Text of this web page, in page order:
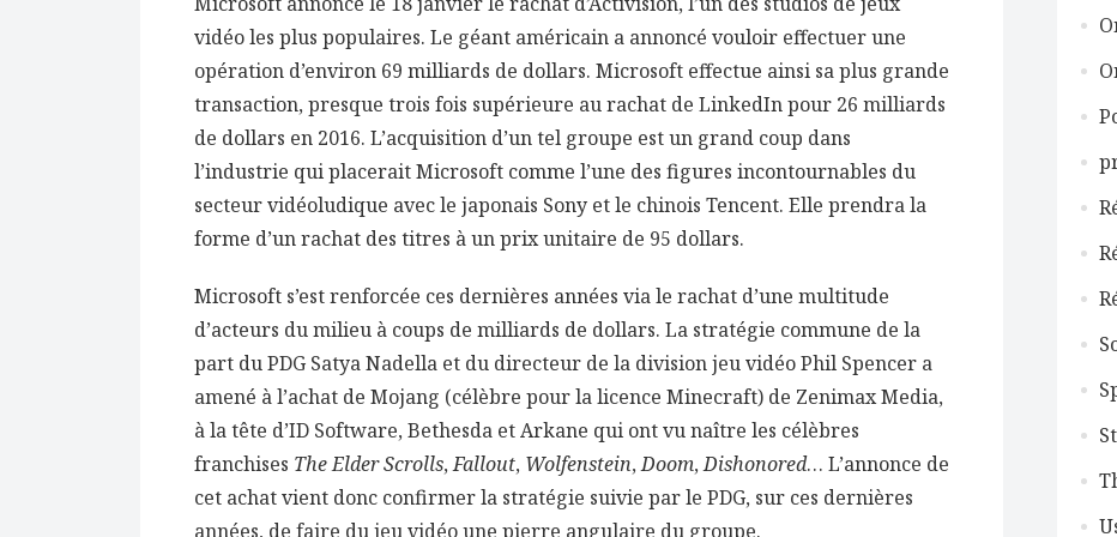
vidéo les plus populaires. Le géant américain a annoncé vouloir effectuer une
opération d’environ 69 milliards de dollars. Microsoft effectue ainsi sa plus grande
transaction, presque trois fois supérieure au rachat de LinkedIn pour 26 milliards
de dollars en 2016. L’acquisition d’un tel groupe est un grand coup dans
l’industrie qui placerait Microsoft comme l’une des figures incontournables du
secteur vidéoludique avec le japonais Sony et le chinois Tencent. Elle prendra la
forme d’un rachat des titres à un prix unitaire de 95 dollars.
Microsoft s’est renforcée ces dernières années via le rachat d’une multitude
d’acteurs du milieu à coups de milliards de dollars. La stratégie commune de la
part du PDG Satya Nadella et du directeur de la division jeu vidéo Phil Spencer a
amené à l’achat de Mojang (célèbre pour la licence Minecraft) de Zenimax Media,
à la tête d’ID Software, Bethesda et Arkane qui ont vu naître les célèbres
franchises The Elder Scrolls,Fallout, Wolfenstein,Doom,Dishonored… L’annonce de
cet achat vient donc confirmer la stratégie suivie par le PDG, sur ces dernières
années, de faire du jeu vidéo une pierre angulaire du groupe.